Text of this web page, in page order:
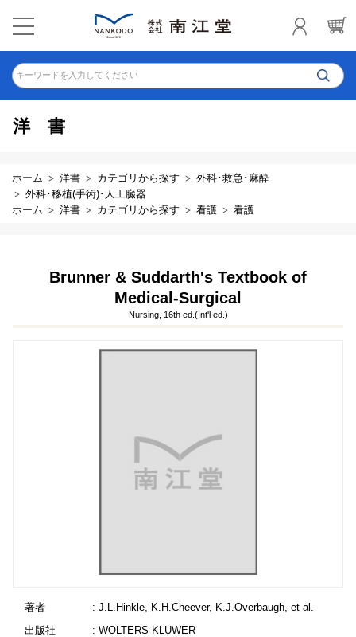
キーワードを入力してください
洋書
ホーム 洋書 カテゴリから探す
外科･救急･麻酔
外科･移植(手術)･人工臓器
ホーム
洋書 カテゴリから探す 看護 看護
Brunner & Suddarth's Textbook of
Medical-Surgical
Nursing, 16th ed.(Int'l ed.)
著者
: J.L.Hinkle, K.H.Cheever, K.J.Overbaugh, et al.
出版社
: WOLTERS KLUWER